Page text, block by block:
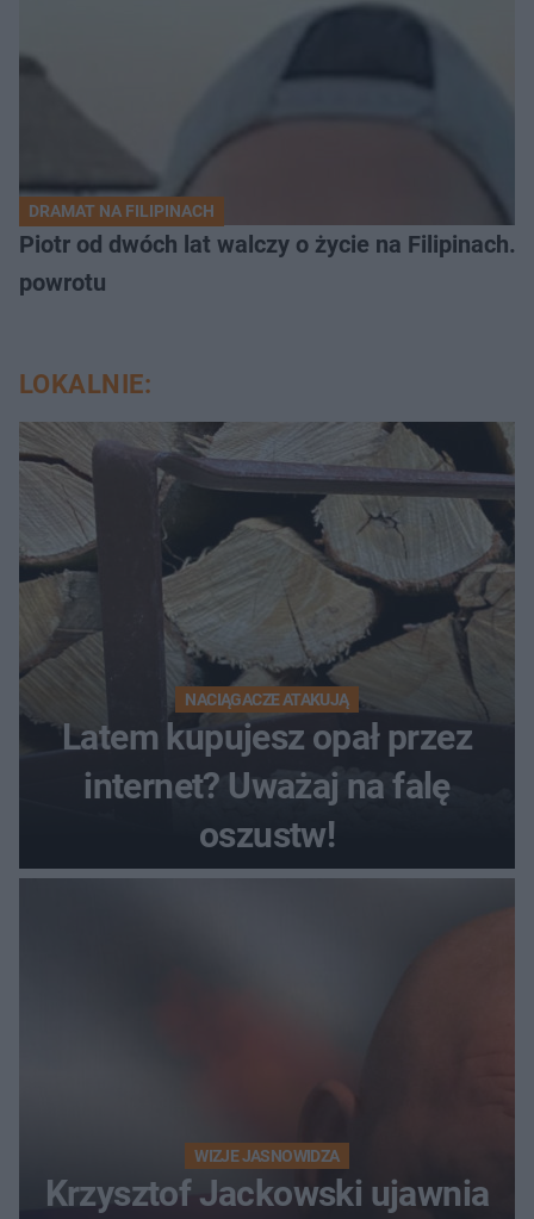
DRAMAT NA FILIPINACH
Piotr od dwóch lat walczy o życie na Filipinach.
powrotu
LOKALNIE:
NACIĄGACZE ATAKUJĄ
Latem kupujesz opał przez
internet? Uważaj na falę
oszustw!
WIZJE JASNOWIDZA
Krzysztof Jackowski ujawnia